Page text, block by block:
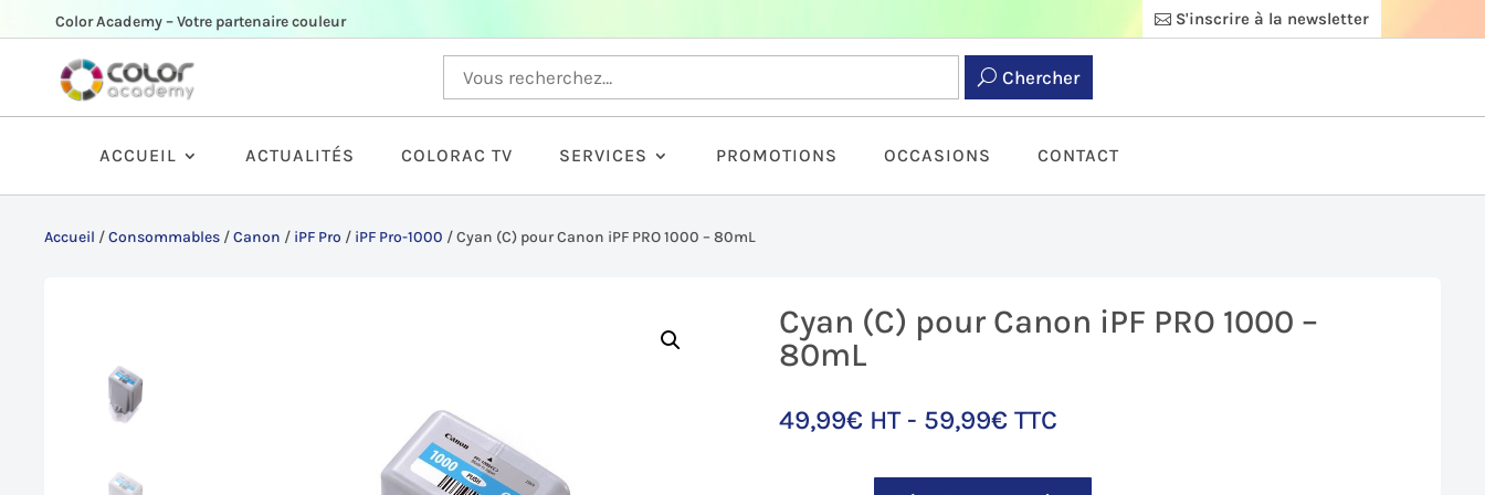
Color Academy – Votre partenaire couleur S'inscrire à la newsletter
Chercher
ACCUEIL ACTUALITÉS COLORAC TV SERVICES PROMOTIONS OCCASIONS CONTACT
Accueil /Consommables /Canon / iPF Pro / iPF Pro-1000 /Cyan (C) pour Canon iPF PRO 1000 – 80mL
Cyan (C) pour Canon iPF PRO 1000 –
80mL
49,99€ HT - 59,99€ TTC